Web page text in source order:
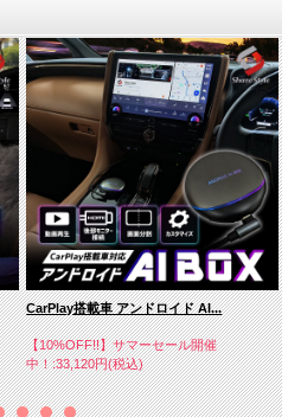
CarPlay搭載車 アンドロイド AI...
【10%OFF!!】サマーセール開催
中！:33,120円(税込)